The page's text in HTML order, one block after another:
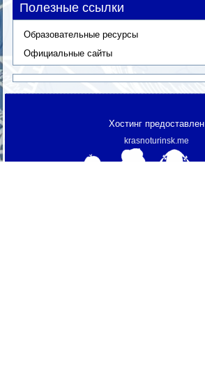
Полезные ссылки
Образовательные ресурсы
Официальные сайты
Хостинг предоставлен
krasnoturinsk.me